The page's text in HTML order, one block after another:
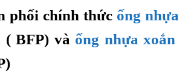
phối chính thức ống nhựa
( BFP) và ống nhựa xoắn